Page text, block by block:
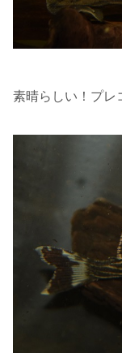
素晴らしい！プレ